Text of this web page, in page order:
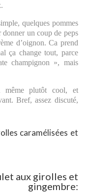
quelques pommes
un coup de peps
d’oignon. Ca prend
ça change tout, parce
champignon », mais
même plutôt cool, et
Bref, assez discuté,
caramélisées et
aux girolles et
gingembre: